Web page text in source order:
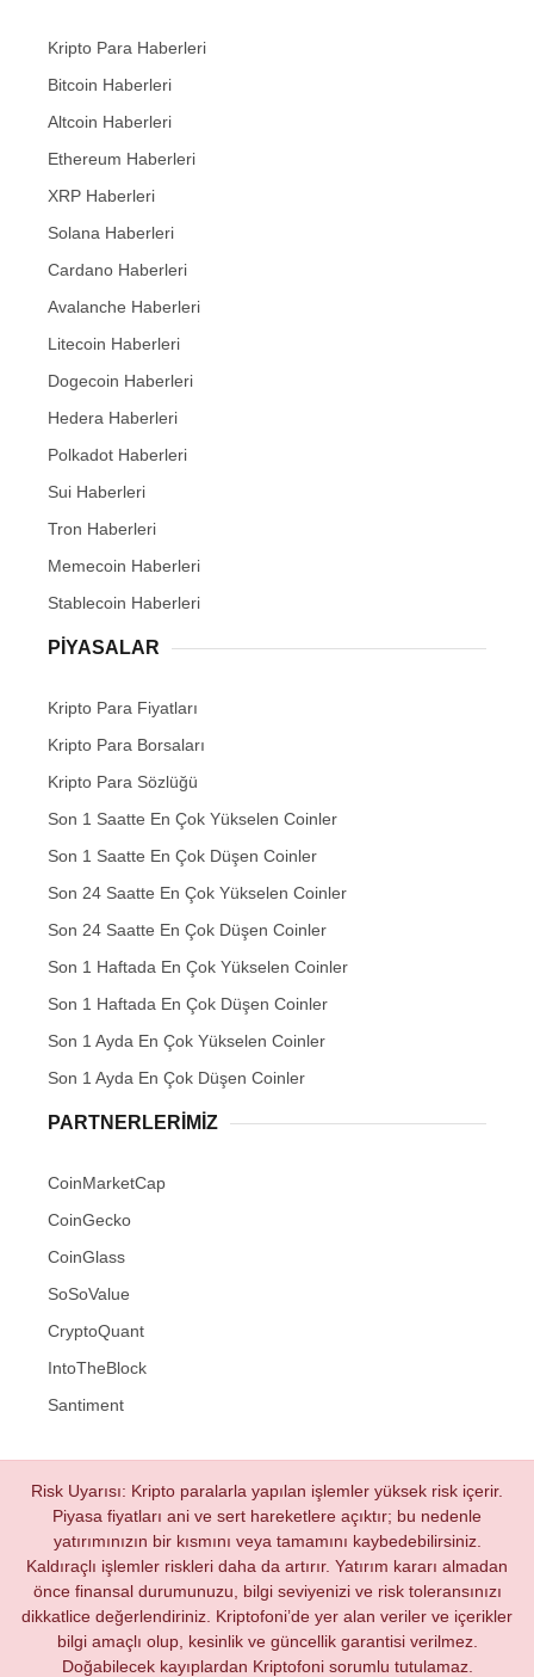
Kripto Para Haberleri
Bitcoin Haberleri
Altcoin Haberleri
Ethereum Haberleri
XRP Haberleri
Solana Haberleri
Cardano Haberleri
Avalanche Haberleri
Litecoin Haberleri
Dogecoin Haberleri
Hedera Haberleri
Polkadot Haberleri
Sui Haberleri
Tron Haberleri
Memecoin Haberleri
Stablecoin Haberleri
PIYASALAR
Kripto Para Fiyatları
Kripto Para Borsaları
Kripto Para Sözlüğü
Son 1 Saatte En Çok Yükselen Coinler
Son 1 Saatte En Çok Düşen Coinler
Son 24 Saatte En Çok Yükselen Coinler
Son 24 Saatte En Çok Düşen Coinler
Son 1 Haftada En Çok Yükselen Coinler
Son 1 Haftada En Çok Düşen Coinler
Son 1 Ayda En Çok Yükselen Coinler
Son 1 Ayda En Çok Düşen Coinler
PARTNERLERIMIZ
CoinMarketCap
CoinGecko
CoinGlass
SoSoValue
CryptoQuant
IntoTheBlock
Santiment
Risk Uyarısı: Kripto paralarla yapılan işlemler yüksek risk içerir.
Piyasa fiyatları ani ve sert hareketlere açıktır; bu nedenle
yatırımınızın bir kısmını veya tamamını kaybedebilirsiniz.
Kaldıraçlı işlemler riskleri daha da artırır. Yatırım kararı almadan
önce finansal durumunuzu, bilgi seviyenizi ve risk toleransınızı
dikkatlice değerlendiriniz. Kriptofoni’de yer alan veriler ve içerikler
bilgi amaçlı olup, kesinlik ve güncellik garantisi verilmez.
Doğabilecek kayıplardan Kriptofoni sorumlu tutulamaz.